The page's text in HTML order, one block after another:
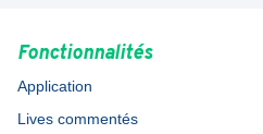
Fonctionnalités
Application
Lives commentés